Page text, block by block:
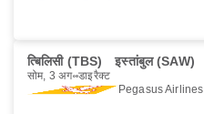
त्बिलिसी (TBS) इस्तांबुल (SAW)
सोम, 3 अग॰ डाइरैक्ट
Pegasus Airlines